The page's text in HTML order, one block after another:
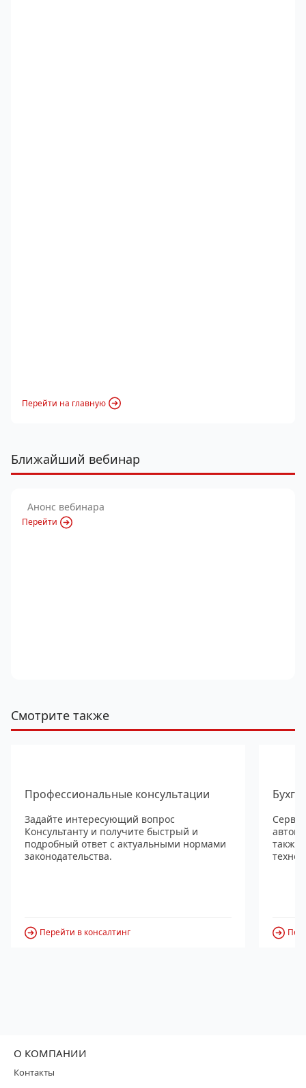
Перейти на главную
Ближайший вебинар
Анонс вебинара
Перейти
Смотрите также
Профессиональные консультации
Задайте интересующий вопрос
Консультанту и получите быстрый и
подробный ответ с актуальными нормами
законодательства.
Перейти в консалтинг
также
О КОМПАНИИ
Контакты